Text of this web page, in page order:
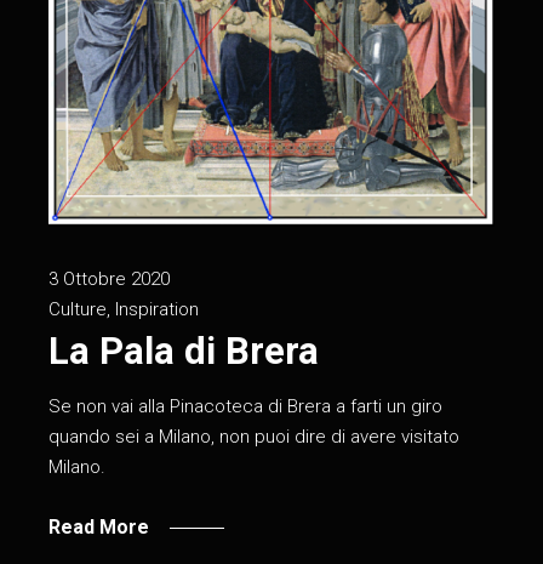
3 Ottobre 2020
Culture, Inspiration
La Pala di Brera
Se non vai alla Pinacoteca di Brera a farti un giro
quando sei a Milano, non puoi dire di avere visitato
Milano.
Read More